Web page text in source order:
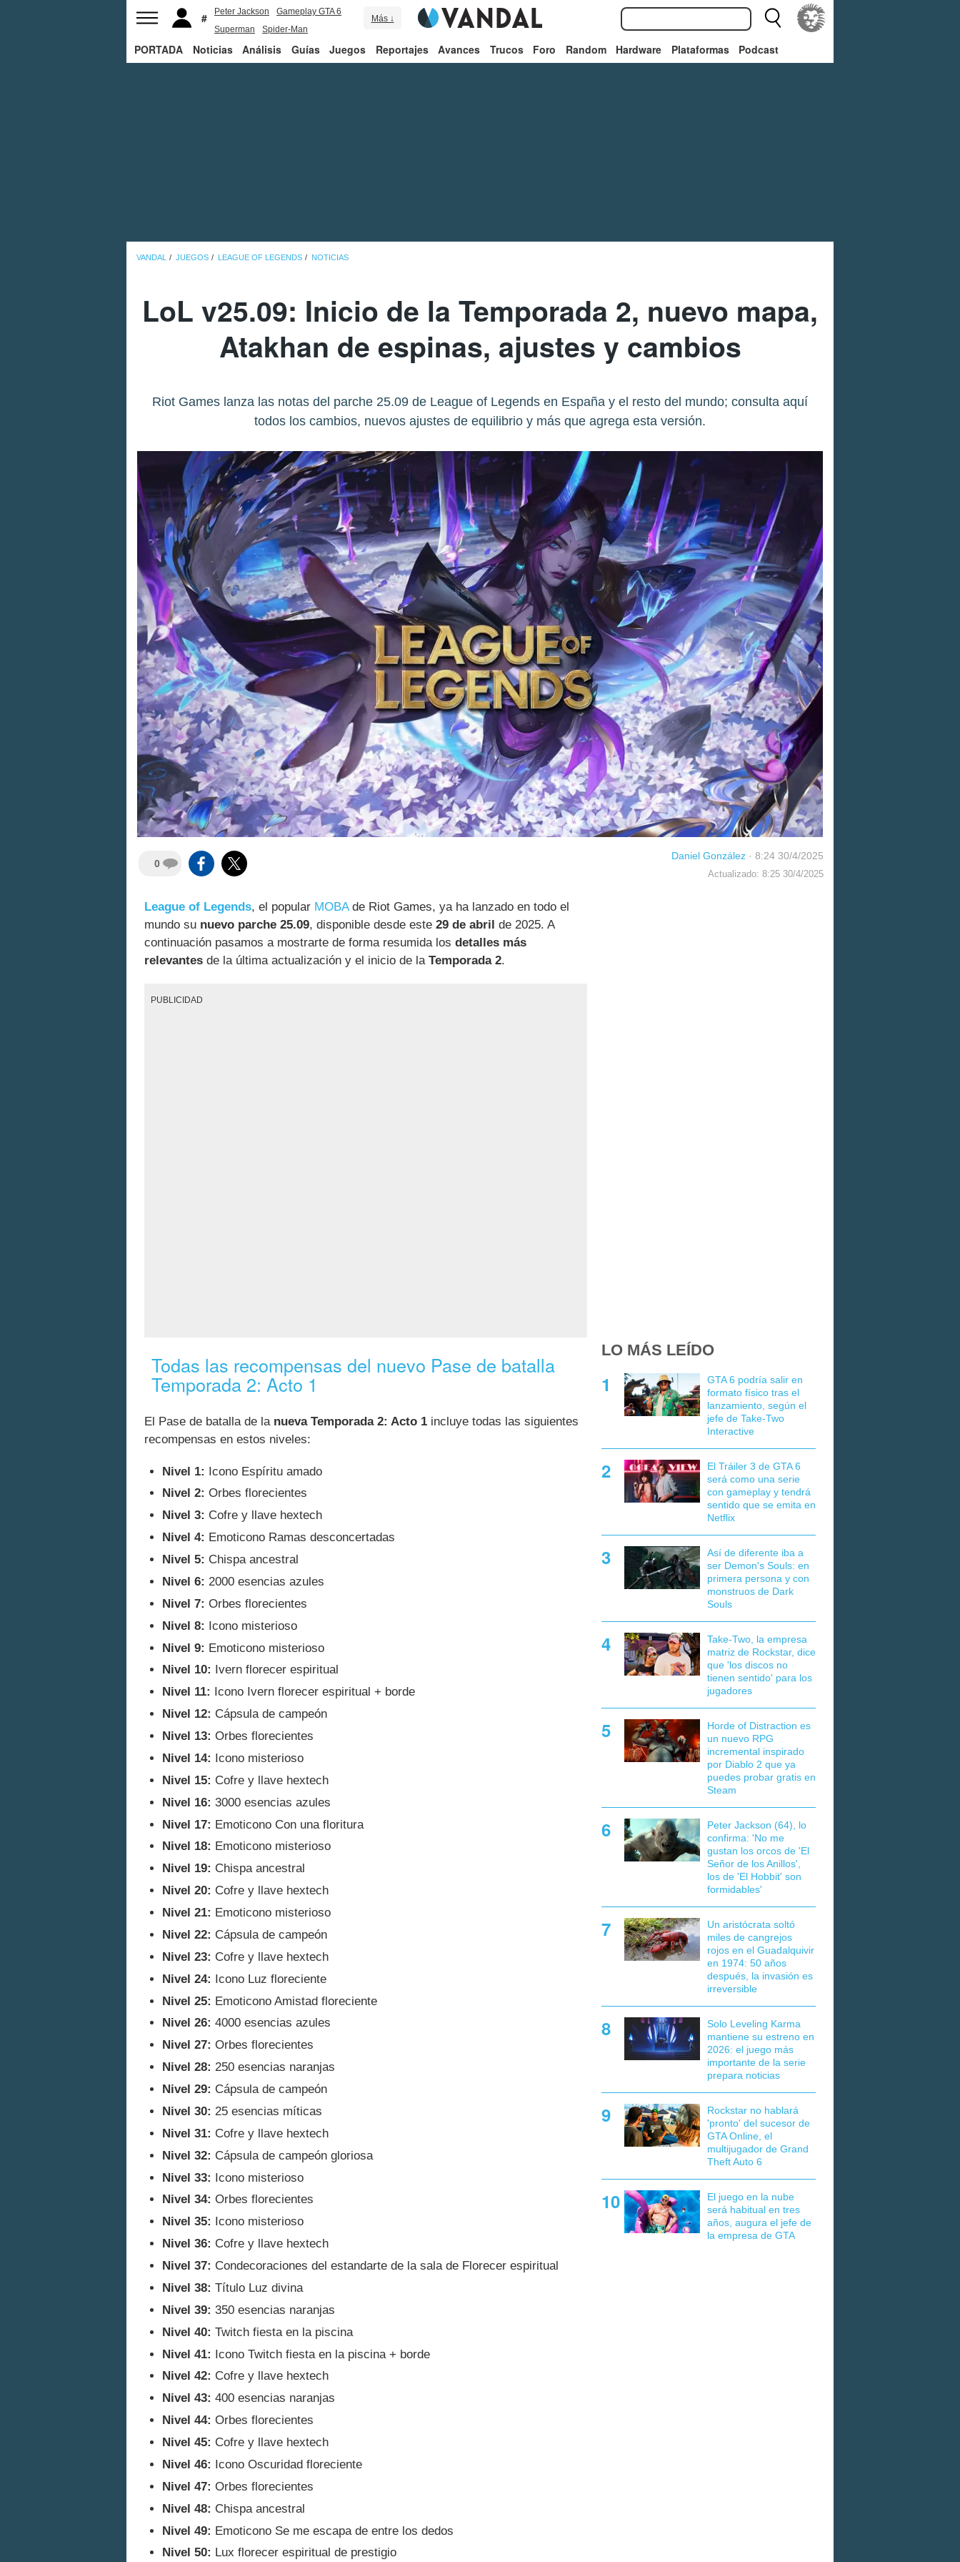
Peter Jackson
Gameplay GTA 6
Superman
Spider-Man
Más ↓
PORTADA Noticias Análisis Guías Juegos Reportajes Avances Trucos Foro Random Hardware Plataformas Podcast
VANDAL JUEGOS LEAGUE OF LEGENDS NOTICIAS
LoL v25.09: Inicio de la Temporada 2, nuevo mapa,
Atakhan de espinas, ajustes y cambios
Riot Games lanza las notas del parche 25.09 de League of Legends en España y el resto del mundo; consulta aquí
todos los cambios, nuevos ajustes de equilibrio y más que agrega esta versión.
0
Daniel González · 8:24 30/4/2025
Actualizado: 8:25 30/4/2025
League of Legends, el popular MOBAde Riot Games, ya ha lanzado en todo el
mundo su nuevo parche 25.09, disponible desde este 29 de abril de 2025. A
continuación pasamos a mostrarte de forma resumida los detalles más
relevantes de la última actualización y el inicio de la Temporada 2.
PUBLICIDAD
Todas las recompensas del nuevo Pase de batalla
Temporada 2: Acto 1
El Pase de batalla de la nueva Temporada 2: Acto 1 incluye todas las siguientes
recompensas en estos niveles:
Nivel 1: Icono Espíritu amado
Nivel 2: Orbes florecientes
Nivel 3: Cofre y llave hextech
Nivel 4: Emoticono Ramas desconcertadas
Nivel 5: Chispa ancestral
Nivel 6: 2000 esencias azules
Nivel 7: Orbes florecientes
Nivel 8: Icono misterioso
Nivel 9: Emoticono misterioso
Nivel 10:
Ivern florecer espiritual
Nivel 11:
Icono Ivern florecer espiritual + borde
Nivel 12: Cápsula de campeón
Nivel 13: Orbes florecientes
Nivel 14: Icono misterioso
Nivel 15: Cofre y llave hextech
Nivel 16: 3000 esencias azules
Nivel 17: Emoticono Con una floritura
Nivel 18: Emoticono misterioso
Nivel 19: Chispa ancestral
Nivel 20: Cofre y llave hextech
Nivel 21: Emoticono misterioso
Nivel 22: Cápsula de campeón
Nivel 23: Cofre y llave hextech
Nivel 24: Icono Luz floreciente
Nivel 25: Emoticono Amistad floreciente
Nivel 26: 4000 esencias azules
Nivel 27: Orbes florecientes
Nivel 28: 250 esencias naranjas
Nivel 29: Cápsula de campeón
Nivel 30: 25 esencias míticas
Nivel 31: Cofre y llave hextech
Nivel 32: Cápsula de campeón gloriosa
Nivel 33: Icono misterioso
Nivel 34: Orbes florecientes
Nivel 35:
Icono misterioso
Nivel 36: Cofre y llave hextech
Nivel 37: Condecoraciones del estandarte de la sala de Florecer espiritual
Nivel 38: Título Luz divina
Nivel 39: 350 esencias naranjas
Nivel 40: Twitch fiesta en la piscina
Nivel 41: Icono Twitch fiesta en la piscina + borde
Nivel 42: Cofre y llave hextech
Nivel 43: 400 esencias naranjas
Nivel 44: Orbes florecientes
Nivel 45: Cofre y llave hextech
Nivel 46: Icono Oscuridad floreciente
Nivel 47: Orbes florecientes
Nivel 48: Chispa ancestral
Nivel 49: Emoticono Se me escapa de entre los dedos
Nivel 50: Lux florecer espiritual de prestigio
LO MÁS LEÍDO
GTA 6 podría salir en
formato físico tras el
lanzamiento, según el
jefe de Take-Two
Interactive
El Tráiler 3 de GTA 6
será como una serie
con gameplay y tendrá
sentido que se emita en
Netflix
Así de diferente iba a
ser Demon's Souls: en
primera persona y con
monstruos de Dark
Souls
Take-Two, la empresa
matriz de Rockstar, dice
que 'los discos no
tienen sentido' para los
jugadores
Horde of Distraction es
un nuevo RPG
incremental inspirado
por Diablo 2 que ya
puedes probar gratis en
Steam
Peter Jackson (64), lo
confirma: 'No me
gustan los orcos de 'El
Señor de los Anillos',
los de 'El Hobbit' son
formidables'
Un aristócrata soltó
miles de cangrejos
rojos en el Guadalquivir
en 1974: 50 años
después, la invasión es
irreversible
Solo Leveling Karma
mantiene su estreno en
2026: el juego más
importante de la serie
prepara noticias
Rockstar no hablará
'pronto' del sucesor de
GTA Online, el
multijugador de Grand
Theft Auto 6
El juego en la nube
será habitual en tres
años, augura el jefe de
la empresa de GTA